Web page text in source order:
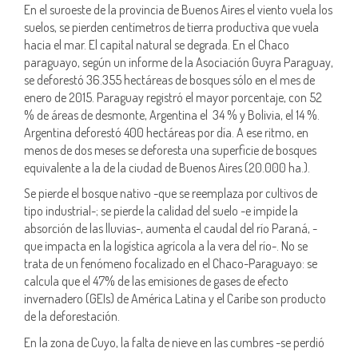
En el suroeste de la provincia de Buenos Aires el viento vuela los
suelos, se pierden centímetros de tierra productiva que vuela
hacia el mar. El capital natural se degrada. En el Chaco
paraguayo, según un informe de la Asociación Guyra Paraguay,
se deforestó 36.355 hectáreas de bosques sólo en el mes de
enero de 2015. Paraguay registró el mayor porcentaje, con 52
% de áreas de desmonte, Argentina el 34 % y Bolivia, el 14 %.
Argentina deforestó 400 hectáreas por día. A ese ritmo, en
menos de dos meses se deforesta una superficie de bosques
equivalente a la de la ciudad de Buenos Aires (20.000 ha.).
Se pierde el bosque nativo -que se reemplaza por cultivos de
tipo industrial-; se pierde la calidad del suelo -e impide la
absorción de las lluvias-, aumenta el caudal del río Paraná, -
que impacta en la logística agrícola a la vera del río-. No se
trata de un fenómeno focalizado en el Chaco-Paraguayo: se
calcula que el 47% de las emisiones de gases de efecto
invernadero (GEIs) de América Latina y el Caribe son producto
de la deforestación.
En la zona de Cuyo, la falta de nieve en las cumbres -se perdió